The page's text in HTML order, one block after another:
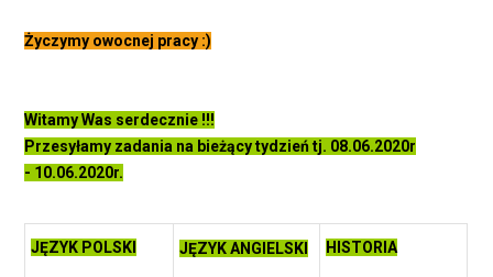
Życzymy owocnej pracy :)
Witamy Was serdecznie !!!
Przesyłamy zadania na bieżący tydzień tj. 08.06.2020r
- 10.06.2020r.
JĘZYK POLSKI JĘZYK ANGIELSKI HISTORIA